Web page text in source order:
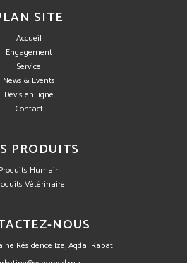
SITE
Accueil
Engagement
Service
News & Events
Devis en ligne
Contact
PRODUITS
Produits Humain
Vétérinaire
NOUS
Résidence Iza, Agdal Rabat